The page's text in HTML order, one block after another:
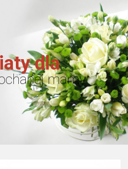
dla
mamy